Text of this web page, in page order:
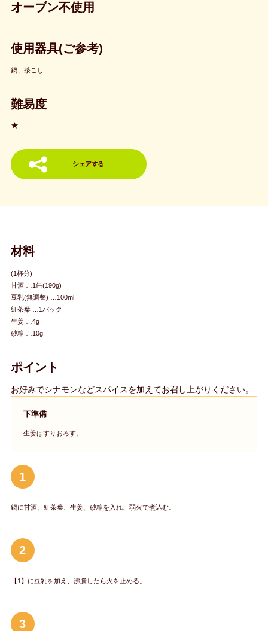
オーブン不使用
使用器具(ご参考)
鍋、茶こし
難易度
★
シェアする
材料
(1杯分)
甘酒 …1缶(190g)
豆乳(無調整) …100ml
紅茶葉 …1パック
生姜 …4g
砂糖 …10g
ポイント
お好みでシナモンなどスパイスを加えてお召し上がりください。
下準備
生姜はすりおろす。
1
鍋に甘酒、紅茶葉、生姜、砂糖を入れ、弱火で煮込む。
2
【1】に豆乳を加え、沸騰したら火を止める。
3